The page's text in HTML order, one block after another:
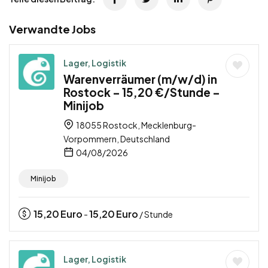
Verwandte Jobs
Lager, Logistik
Warenverräumer (m/w/d) in
Rostock – 15,20 €/Stunde –
Minijob
18055 Rostock, Mecklenburg-
Vorpommern, Deutschland
04/08/2026
Minijob
15,20Euro -15,20Euro / Stunde
Lager, Logistik